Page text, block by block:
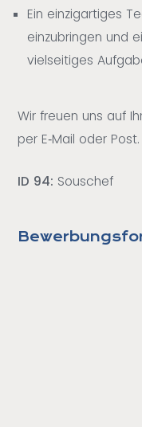
Ein einzigartiges
einzubringen und
vielseitiges
Wir freuen uns auf
per E‐Mail oder Post.
ID 94: Souschef